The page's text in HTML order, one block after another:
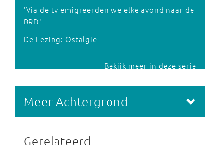
'Via de tv emigreerden we elke avond naar de
BRD'
De Lezing: Ostalgie
Bekijk meer in deze serie
Meer Achtergrond
Gerelateerd